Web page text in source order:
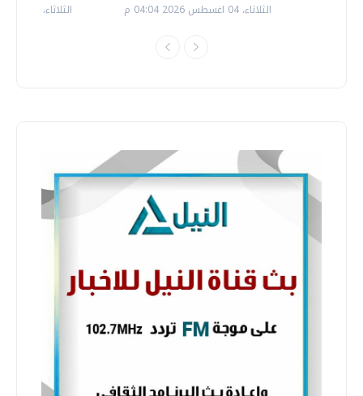
الثلاثاء، 14 يوليو 2026 06:11 م الثلاثاء، 04 اغسطس 2026 04:04 م